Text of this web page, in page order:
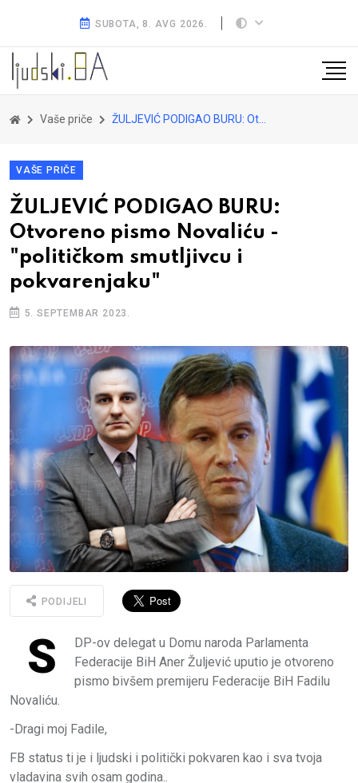
SUBOTA, 8. AVG 2026.
Vaše priče ŽULJEVIĆ PODIGAO BURU: Otvoreno pismo Novaliću -"političkom smutljivcu i pokvarenjaku"
VAŠE PRIČE
ŽULJEVIĆ PODIGAO BURU:
Otvoreno pismo Novaliću -
"političkom smutljivcu i
pokvarenjaku"
5. SEPTEMBAR 2023.
PODIJELI
S
DP-ov delegat u Domu naroda Parlamenta
Federacije BiH Aner Žuljević uputio je otvoreno
pismo bivšem premijeru Federacije BiH Fadilu
Novaliću.
-Dragi moj Fadile,
FB status ti je i ljudski i politički pokvaren kao i sva tvoja
vladavina svih osam godina..